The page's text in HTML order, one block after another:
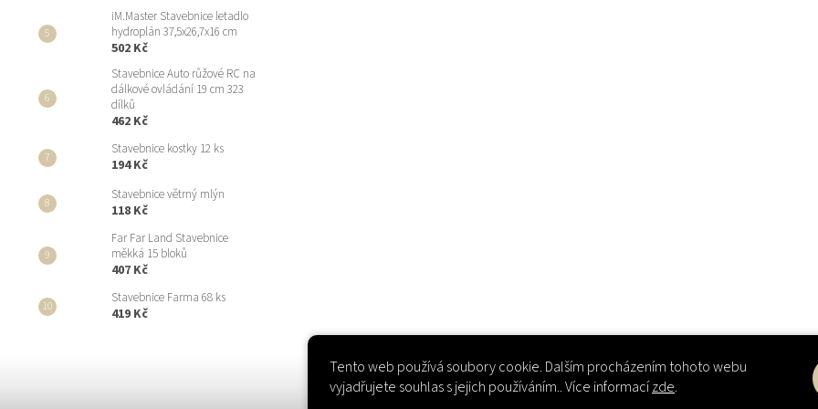
Tento web používá soubory cookie. Dalším procházením tohoto webu
vyjadřujete souhlas s jejich používáním.. Více informacízde.
iM.Master Stavebnice letadlo
hydroplán 37,5x26,7x16 cm
502 Kč
Stavebnice Auto růžové RC na
dálkové ovládání 19 cm 323
dílků
462 Kč
Stavebnice kostky 12 ks
194 Kč
Stavebnice větrný mlýn
118 Kč
Far Far Land Stavebnice
měkká 15 bloků
407 Kč
Stavebnice Farma 68 ks
419 Kč